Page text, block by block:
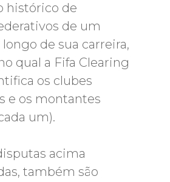
histórico de
de um
de sua carreira,
qual a Fifa Clearing
os clubes
e os montantes
um).
acima
também são